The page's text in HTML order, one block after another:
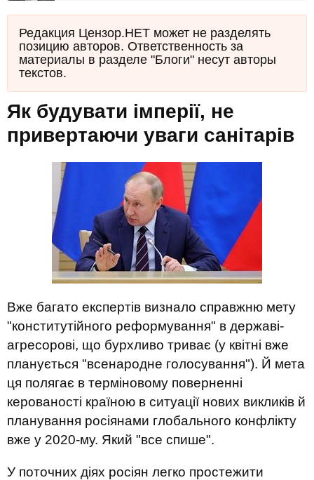
Редакция Цензор.НЕТ может не разделять
позицию авторов. Ответственность за
материалы в разделе "Блоги" несут авторы
текстов.
Як будувати імперії, не
привертаючи уваги санітарів
Вже багато експертів визнало справжню мету
"конститутійного реформування" в державі-
агресорові, що бурхливо триває (у квітні вже
планується "всенародне голосування"). Й мета
ця полягає в терміновому поверненні
керованості країною в ситуації нових викликів й
планування росіянами глобального конфлікту
вже у 2020-му. Який "все спише".
У поточних діях росіян легко простежити